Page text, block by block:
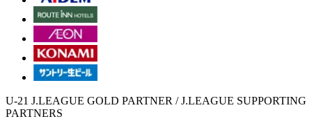
U-21 J.LEAGUE GOLD PARTNER / J.LEAGUE SUPPORTING
PARTNERS